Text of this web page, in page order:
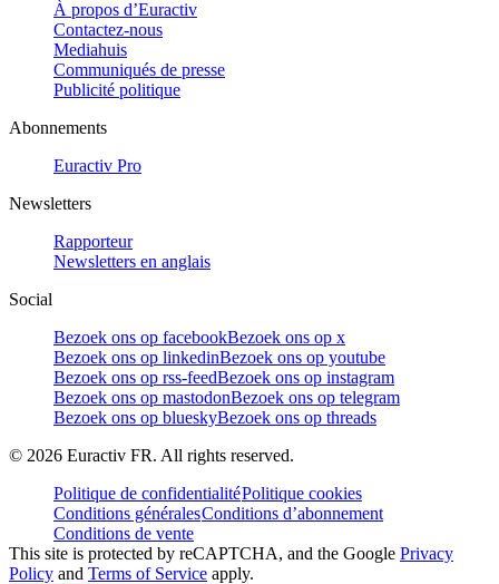
À propos d’Euractiv
Contactez-nous
Mediahuis
Communiqués de presse
Publicité politique
Abonnements
Euractiv Pro
Newsletters
Rapporteur
Newsletters en anglais
Social
Bezoek ons op facebookBezoek ons op x
Bezoek ons op linkedinBezoek ons op youtube
Bezoek ons op rss-feedBezoek ons op instagram
Bezoek ons op mastodonBezoek ons op telegram
Bezoek ons op blueskyBezoek ons op threads
© 2026 Euractiv FR. All rights reserved.
Politique de confidentialitéPolitique cookies
Conditions généralesConditions d’abonnement
Conditions de vente
This site is protected by reCAPTCHA, and the Google Privacy
Policy and Terms of Service apply.